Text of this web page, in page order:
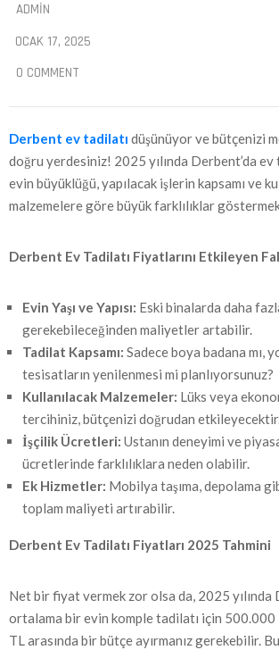
ADMIN
OCAK 17, 2025
0 COMMENT
Derbent ev tadilatı düşünüyor ve bütçenizi
doğru yerdesiniz! 2025 yılında Derbent’da
evin büyüklüğü, yapılacak işlerin kapsamı ve
malzemelere göre büyük farklılıklar
Derbent Ev Tadilatı Fiyatlarını Etkileyen
Evin Yaşı ve Yapısı: Eski binalarda daha
gerekebileceğinden maliyetler artabilir.
Tadilat Kapsamı: Sadece boya badana mı,
tesisatların yenilenmesi mi planlıyorsunuz?
Kullanılacak Malzemeler: Lüks veya
tercihiniz, bütçenizi doğrudan
İşçilik Ücretleri: Ustanın deneyimi ve
ücretlerinde farklılıklara neden olabilir.
Ek Hizmetler: Mobilya taşıma, depolama
toplam maliyeti artırabilir.
Derbent Ev Tadilatı Fiyatları 2025 Tahmini
Net bir fiyat vermek zor olsa da, 2025 yılında
ortalama bir evin komple tadilatı için
TL arasında bir bütçe ayırmanız gerekebilir.